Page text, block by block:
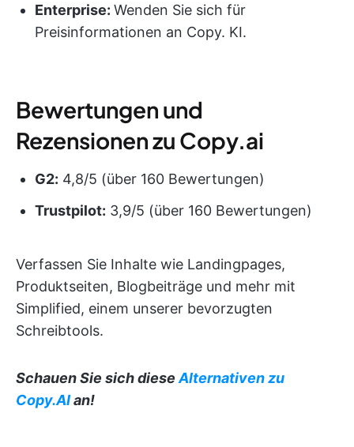
Enterprise: Wenden Sie sich für
Preisinformationen an Copy. KI.
Bewertungen und
Rezensionen zu Copy.ai
G2: 4,8/5 (über 160 Bewertungen)
Trustpilot: 3,9/5 (über 160 Bewertungen)
Verfassen Sie Inhalte wie Landingpages,
Produktseiten, Blogbeiträge und mehr mit
Simplified, einem unserer bevorzugten
Schreibtools.
Schauen Sie sich dieseAlternativen zu
Copy.AIan!